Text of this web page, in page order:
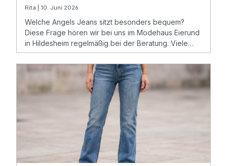
Rita | 10. Juni 2026
Welche Angels Jeans sitzt besonders bequem?
Diese Frage hören wir bei uns im Modehaus Eierund
in Hildesheim regelmäßig bei der Beratung. Viele
Kundinnen suchen eine Jeans, die gut aussieht, sich
angenehm trägt und auch nach vielen Stunden nicht
einengt.